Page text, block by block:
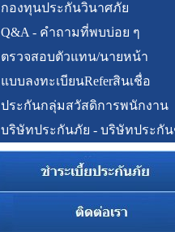
กองทุนประกันวินาศภัย
Q&A - คำถามที่พบบ่อย ๆ
ตรวจสอบตัวแทน/นายหน้า
แบบลงทะเบียนReferสินเชื่อ
ประกันกลุ่มสวัสดิการพนักงาน
บริษัทประกันภัย - บริษัทประกั